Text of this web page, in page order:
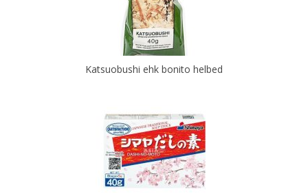
Katsuobushi ehk bonito helbed